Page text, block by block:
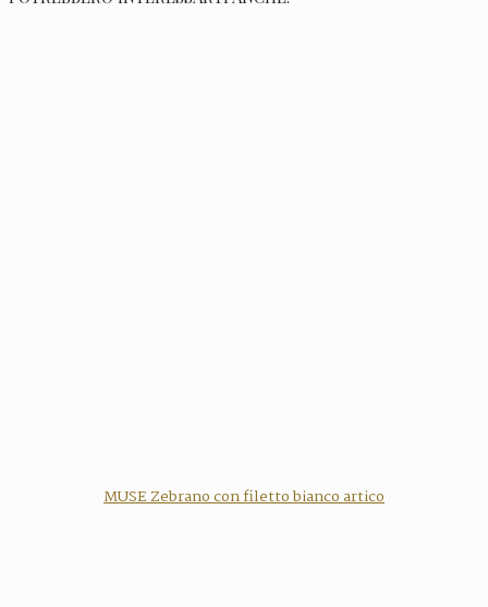
MUSE Zebrano con filetto bianco artico